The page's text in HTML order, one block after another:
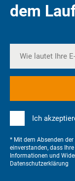
dem
Ich
* Mit dem Absenden
einverstanden, dass
Informationen und
Datenschutzerklärung